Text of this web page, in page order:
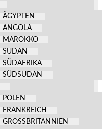
ÄGYPTEN
ANGOLA
MAROKKO
SUDAN
SÜDAFRIKA
SÜDSUDAN
POLEN
FRANKREICH
GROSSBRITANNIEN